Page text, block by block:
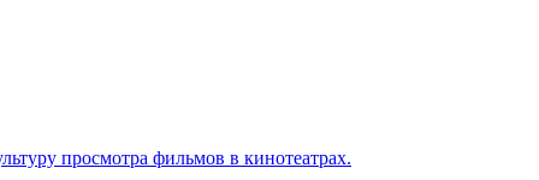
просмотра фильмов в кинотеатрах.